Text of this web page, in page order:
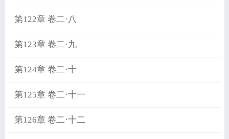
第122章 卷二·八
第123章 卷二·九
第124章 卷二·十
第125章 卷二·十一
第126章 卷二·十二